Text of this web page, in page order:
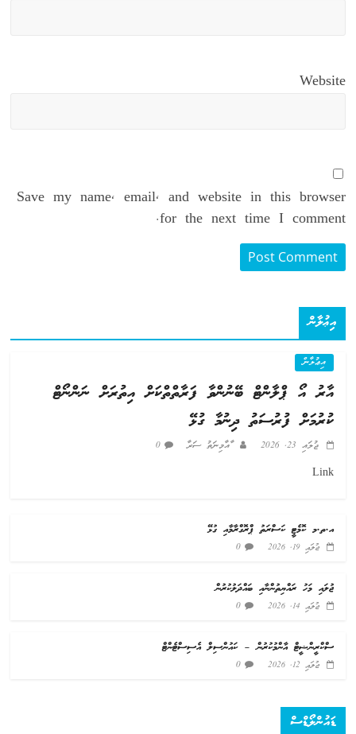
Website
Save my name, email, and website in this browser
for the next time I comment.
އިޢުލާން
އިޢުލާން
އާރު އޯ ޕްލާންޓް ބޭނުންވާ ފަރާތްތްކަށް އިތުރަށް ނަންނޯޓް
ކުރުމަށް ފުރުސަތު ދިނުމާ ގުޅޭ
ޖުލައި 23, 2026 ާއާމިނަތު ސަރާ 0
Link
އ.ތ.މ ކޮމެޓީ ކަސްރަތު ޕްރޮގްރާމާއި ގުޅޭ
ޖުލައި 19, 2026 0
ޖުލައި މަހު ރައްޔިތުންނާއި ބައްދަލުކުރުން
ޖުލައި 14, 2026 0
ސްކްރީންޝީޓް އާންމުކުރުން – ކައުންސިލް އެސިސްޓެންޓް
ޖުލައި 12, 2026 0
ޑައުންލޯޑްސް